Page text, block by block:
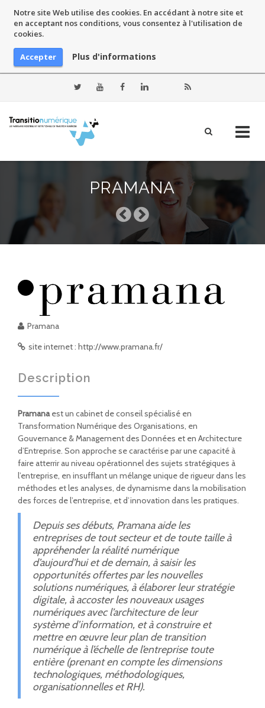
Notre site Web utilise des cookies. En accédant à notre site et
en acceptant nos conditions, vous consentez à l'utilisation de
cookies.
Accepter Plus d'informations
PRAMANA
Pramana
site internet : http://www.pramana.fr/
Description
Pramanaest un cabinet de conseil spécialisé en
Transformation Numérique des Organisations, en
Gouvernance & Management des Données et en Architecture
d’Entreprise. Son approche se caractérise par une capacité à
faire atterrir au niveau opérationnel des sujets stratégiques à
l’entreprise, en insufflant un mélange unique de rigueur dans les
méthodes et les analyses, de dynamisme dans la mobilisation
des forces de l’entreprise, et d’innovation dans les pratiques.
Depuis ses débuts, Pramanaaide les
entreprises de tout secteur et de toute taille à
appréhender la réalité numérique
d’aujourd’hui et de demain, à saisir les
opportunités offertes par les nouvelles
solutions numériques, à élaborer leur stratégie
digitale, à accoster les nouveaux usages
numériques avec l’architecture de leur
système d’information, et à construire et
mettre en œuvre leur plan de transition
numérique à l’échelle de l’entreprise toute
entière (prenant en compte les dimensions
technologiques, méthodologiques,
organisationnelles et RH).